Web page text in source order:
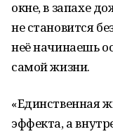
окне, в запахе
не становится
неё начинаешь
самой жизни.
«Единственная
эффекта, а